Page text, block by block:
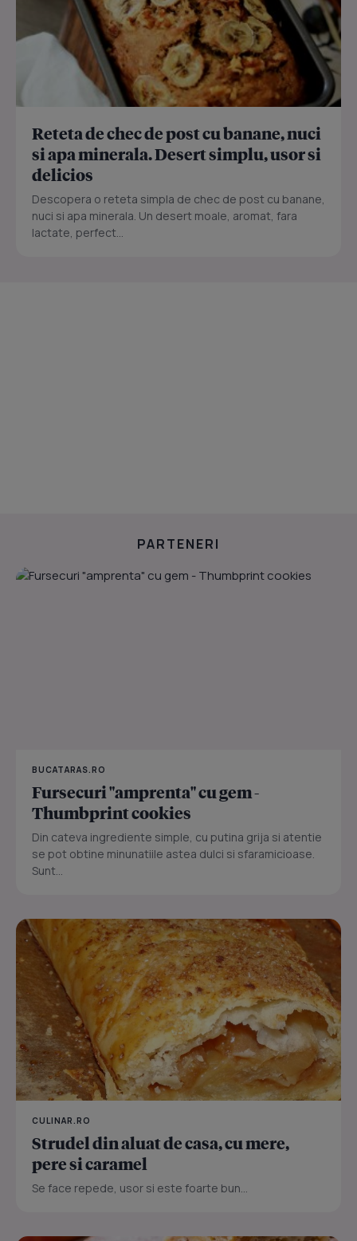
Reteta de chec de post cu banane, nuci
si apa minerala. Desert simplu, usor si
delicios
Descopera o reteta simpla de chec de post cu banane,
nuci si apa minerala. Un desert moale, aromat, fara
lactate, perfect...
PARTENERI
BUCATARAS.RO
Fursecuri "amprenta" cu gem -
Thumbprint cookies
Din cateva ingrediente simple, cu putina grija si atentie
se pot obtine minunatiile astea dulci si sfaramicioase.
Sunt...
CULINAR.RO
Strudel din aluat de casa, cu mere,
pere si caramel
Se face repede, usor si este foarte bun...